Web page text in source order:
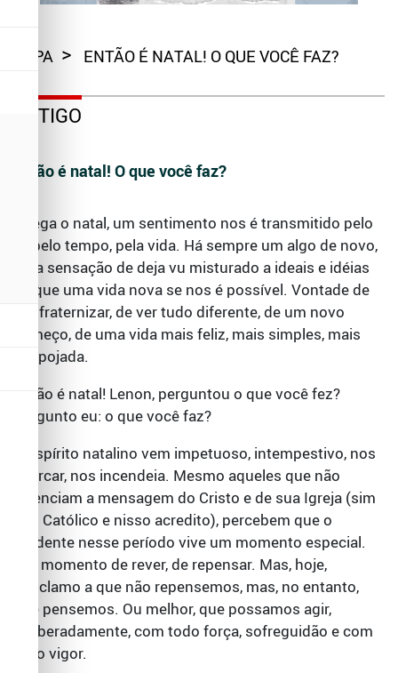
CAPA ENTÃO É NATAL! O QUE VOCÊ FAZ?
ARTIGO
Então é natal! O que você faz?
Chega o natal, um sentimento nos é transmitido pelo
ar, pelo tempo, pela vida. Há sempre um algo de novo,
uma sensação de deja vu misturado a ideais e idéias
de que uma vida nova se nos é possível. Vontade de
confraternizar, de ver tudo diferente, de um novo
começo, de uma vida mais feliz, mais simples, mais
despojada.
Então é natal! Lenon, perguntou o que você fez?
Pergunto eu: o que você faz?
O espírito natalino vem impetuoso, intempestivo, nos
abarcar, nos incendeia. Mesmo aqueles que não
vivenciam a mensagem do Cristo e de sua Igreja (sim
sou Católico e nisso acredito), percebem que o
Ocidente nesse período vive um momento especial.
Um momento de rever, de repensar. Mas, hoje,
conclamo a que não repensemos, mas, no entanto,
que pensemos. Ou melhor, que possamos agir,
deliberadamente, com todo força, sofreguidão e com
todo vigor.